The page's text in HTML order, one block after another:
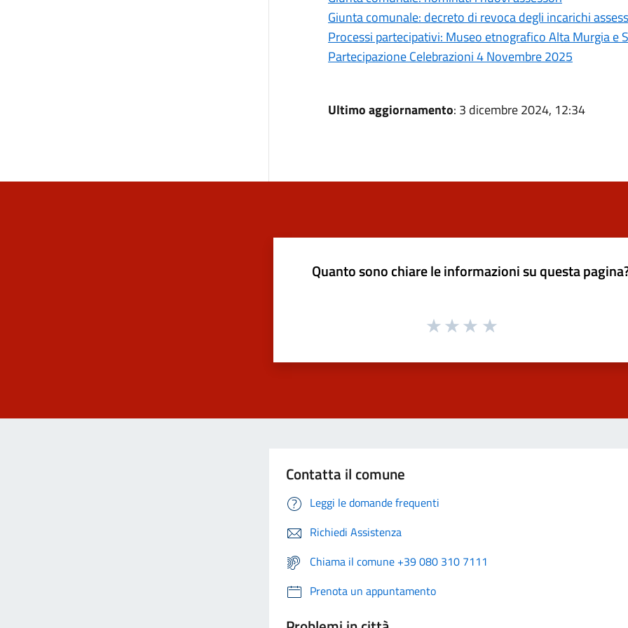
Giunta comunale: decreto di revoca degli incarichi
Processi partecipativi: Museo etnografico Alta Murgia e
Partecipazione Celebrazioni 4 Novembre 2025
Ultimo aggiornamento: 3 dicembre 2024, 12:34
Quanto sono chiare le informazioni su questa
Contatta il comune
Leggi le domande frequenti
Richiedi Assistenza
Chiama il comune +39 080 310 7111
Prenota un appuntamento